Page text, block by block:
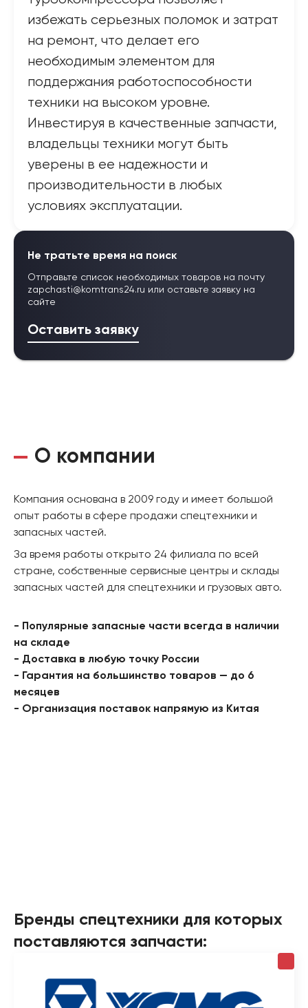
избежать серьезных поломок и затрат
на ремонт, что делает его
необходимым элементом для
поддержания работоспособности
техники на высоком уровне.
Инвестируя в качественные запчасти,
владельцы техники могут быть
уверены в ее надежности и
производительности в любых
условиях эксплуатации.
Не тратьте время на поиск
Отправьте список необходимых товаров на почту
zapchasti@komtrans24.ru или оставьте заявку на
сайте
Оставить заявку
О компании
Компания основана в 2009 году и имеет большой
опыт работы в сфере продажи спецтехники и
запасных частей.
За время работы открыто 24 филиала по всей
стране, собственные сервисные центры и склады
запасных частей для спецтехники и грузовых авто.
- Популярные запасные части всегда в наличии
на складе
- Доставка в любую точку России
- Гарантия на большинство товаров — до 6
месяцев
- Организация поставок напрямую из Китая
Бренды спецтехники для которых
поставляются запчасти: